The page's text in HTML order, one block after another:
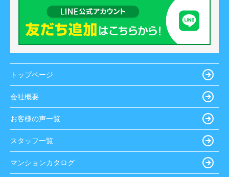
トップページ
会社概要
お客様の声一覧
スタッフ一覧
マンションカタログ